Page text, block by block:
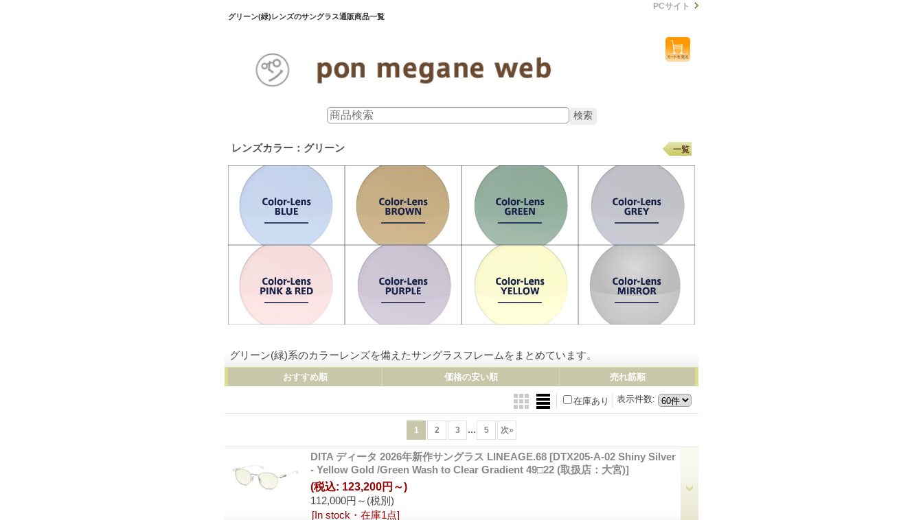
グリーン(緑)レンズのサングラス通販商品一覧
PCサイト
レンズカラー：グリーン
グリーン(緑)系のカラーレンズを備えたサングラスフレームをまとめています。
一覧
おすすめ順 価格の安い順 売れ筋順
表示件数:
在庫あり
1 2 3 ... 5 次»
DITA ディータ 2026年新作サングラス LINEAGE.68 [DTX205-A-02 Shiny Silver
- Yellow Gold /Green Wash to Clear Gradient 49□22 (取扱店：大宮)]
112,000円～ (税別)
(税込: 123,200円～)
[In stock・在庫1点]